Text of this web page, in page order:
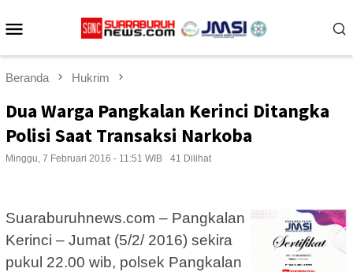
ke
Beranda Hukrim
Dua Warga Pangkalan Kerinci Ditangka
Polisi Saat Transaksi Narkoba
Minggu, 7 Februari 2016 - 11:51 WIB 41 Dilihat
Suaraburuhnews.com – Pangkalan
Kerinci – Jumat (5/2/ 2016) sekira
pukul 22.00 wib, polsek Pangkalan